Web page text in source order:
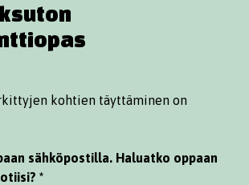
kohtien täyttäminen on
sähköpostilla. Haluatko oppaan